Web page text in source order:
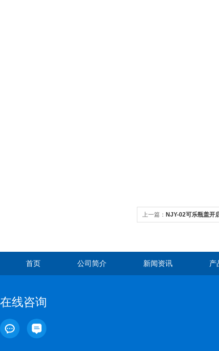
上一篇： NJY-02可乐瓶盖开
首页 公司简介 新闻资讯 产
在线咨询